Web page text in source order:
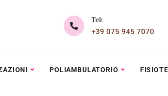
Tel:
+39 075 945 7070
POLIAMBULATORIO